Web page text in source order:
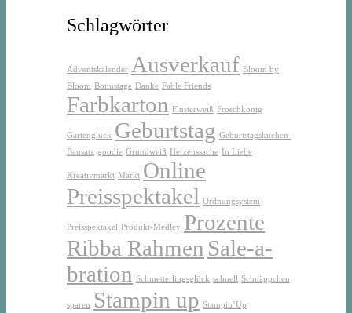
Schlagwörter
Adventskalender Ausverkauf Bloom by
Bloom Bonustage Danke Fable Friends
Farbkarton Flüsterweiß Froschkönig
Gartenglück Geburtstag Geburtstagskuchen-
Bausatz goodie Grundweiß Herzenssache In Liebe
Kreativmarkt Markt Online
Preisspektakel
Ordnungsystem
Preisspektakel Produkt-Medley Prozente
Ribba Rahmen Sale-a-
bration Schmetterlingsglück schnell Schnäppchen
sparen Stampin up Stampin’Up